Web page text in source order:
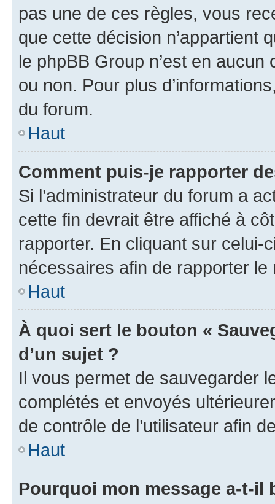
pas une de ces règles, vous
que cette décision n’appartient
le phpBB Group n’est en
ou non. Pour plus
du forum.
Haut
Comment puis-je rapporter
Si l’administrateur du forum a
cette fin devrait être affiché à
rapporter. En cliquant sur
nécessaires afin de rapporter le
Haut
À quoi sert le bouton «
d’un sujet ?
Il vous permet de sauvegarder
complétés et envoyés
de contrôle de l’utilisateur afin
Haut
Pourquoi mon message a-t-il